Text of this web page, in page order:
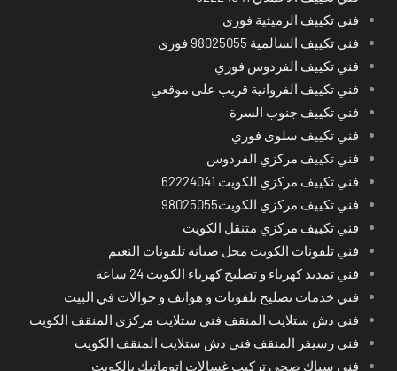
فني تكييف الرميثية فوري
فني تكييف السالمية 98025055 فوري
فني تكييف الفردوس فوري
فني تكييف الفروانية قريب على موقعي
فني تكييف جنوب السرة
فني تكييف سلوى فوري
فني تكييف مركزي الفردوس
فني تكييف مركزي الكويت 62224041
فني تكييف مركزي الكويت98025055
فني تكييف مركزي متنقل الكويت
فني تلفونات الكويت محل صيانة تلفونات النعيم
فني تمديد كهرباء و تصليح كهرباء الكويت 24 ساعة
فني خدمات تصليح تلفونات و هواتف و جوالات في البيت
فني دش ستلايت المنقف فني ستلايت مركزي المنقف الكويت
فني رسيفر المنقف فني دش ستلايت المنقف الكويت
فني سباك صحي تركيب غسالات اتوماتيك بالكويت